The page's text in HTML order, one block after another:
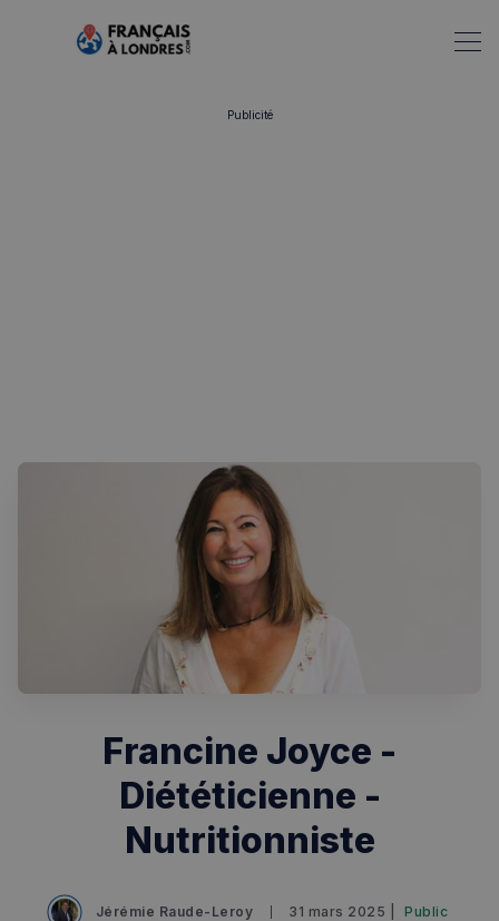
Publicité
Francine Joyce -
Diététicienne -
Nutritionniste
Jérémie Raude-Leroy 31 mars 2025 | Public